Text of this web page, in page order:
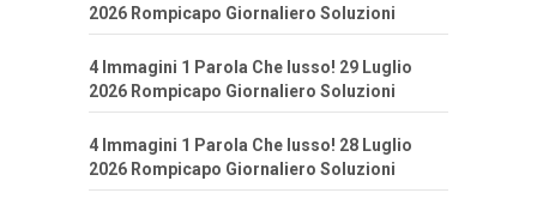
2026 Rompicapo Giornaliero Soluzioni
4 Immagini 1 Parola Che lusso! 29 Luglio
2026 Rompicapo Giornaliero Soluzioni
4 Immagini 1 Parola Che lusso! 28 Luglio
2026 Rompicapo Giornaliero Soluzioni